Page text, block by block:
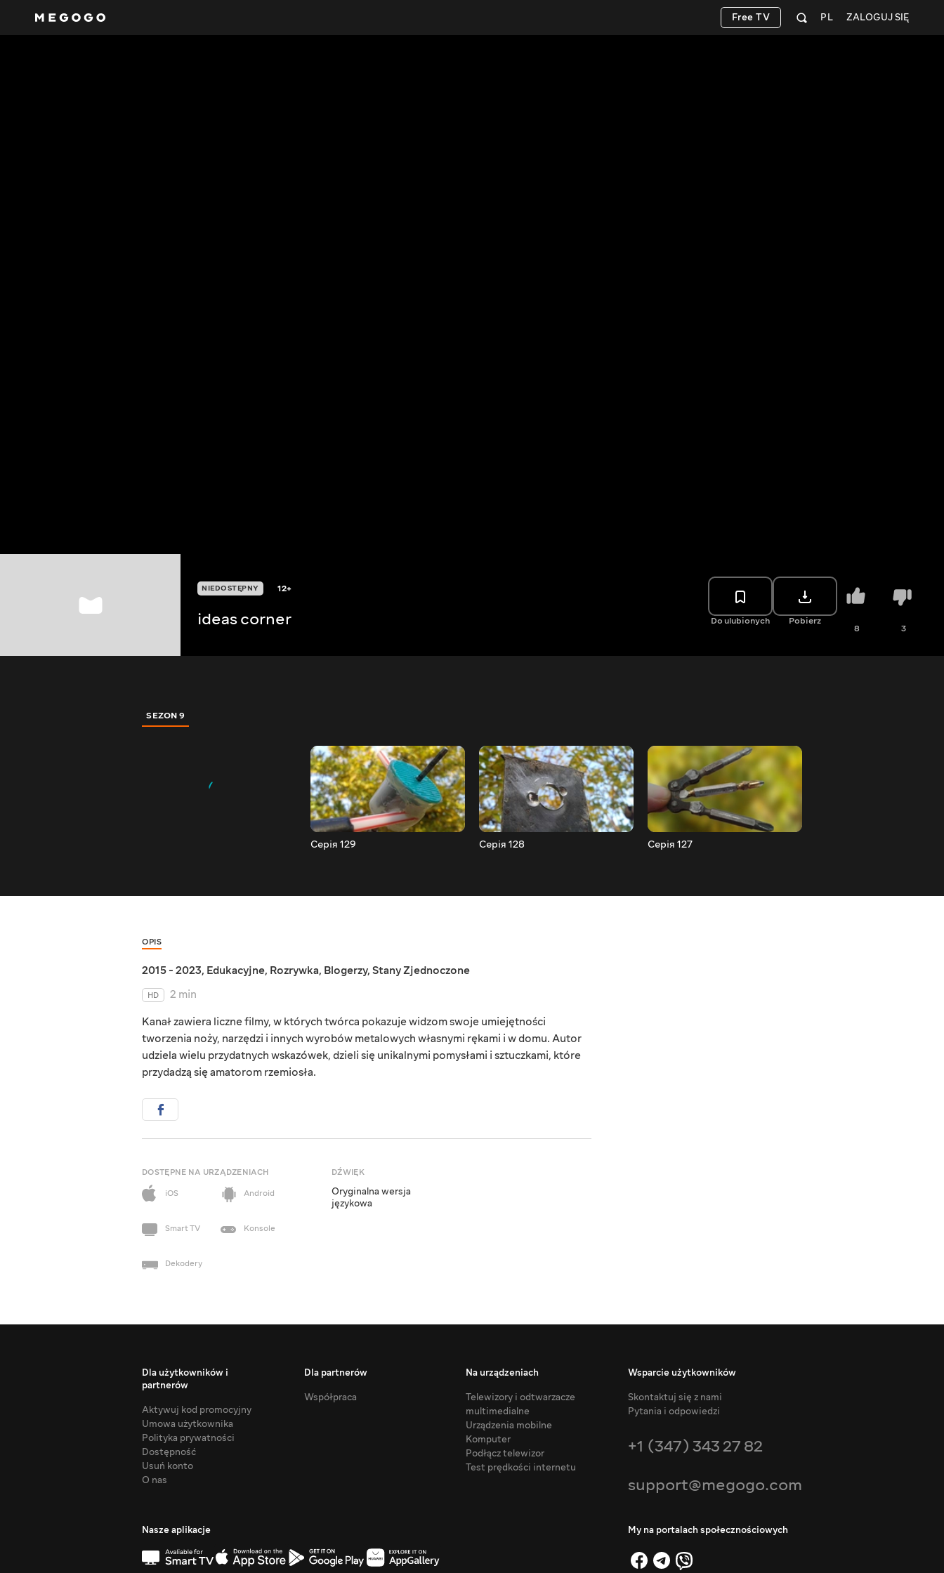
ZALOGUJ SIĘ
PL
Free TV
NIEDOSTĘPNY 12+
ideas corner Do ulubionych Pobierz
8 3
SEZON 9
Серія 129 Серія 128 Серія 127
OPIS
2015 - 2023, Edukacyjne, Rozrywka, Blogerzy, Stany Zjednoczone
HD
2 min
Kanał zawiera liczne filmy, w których twórca pokazuje widzom swoje umiejętności
tworzenia noży, narzędzi i innych wyrobów metalowych własnymi rękami i w domu. Autor
udziela wielu przydatnych wskazówek, dzieli się unikalnymi pomysłami i sztuczkami, które
przydadzą się amatorom rzemiosła.
DOSTĘPNE NA URZĄDZENIACH
iOS
Android
Smart TV Konsole
Dekodery
DŹWIĘK
Oryginalna wersja
językowa
Dla użytkowników i
partnerów
Aktywuj kod promocyjny
Umowa użytkownika
Polityka prywatności
Dostępność
Usuń konto
O nas
Dla partnerów
Współpraca
Na urządzeniach
Telewizory i odtwarzacze
multimedialne
Urządzenia mobilne
Komputer
Podłącz telewizor
Test prędkości internetu
Wsparcie użytkowników
Skontaktuj się z nami
Pytania i odpowiedzi
+1 (347) 343 27 82
support@megogo.com
Nasze aplikacje My na portalach społecznościowych